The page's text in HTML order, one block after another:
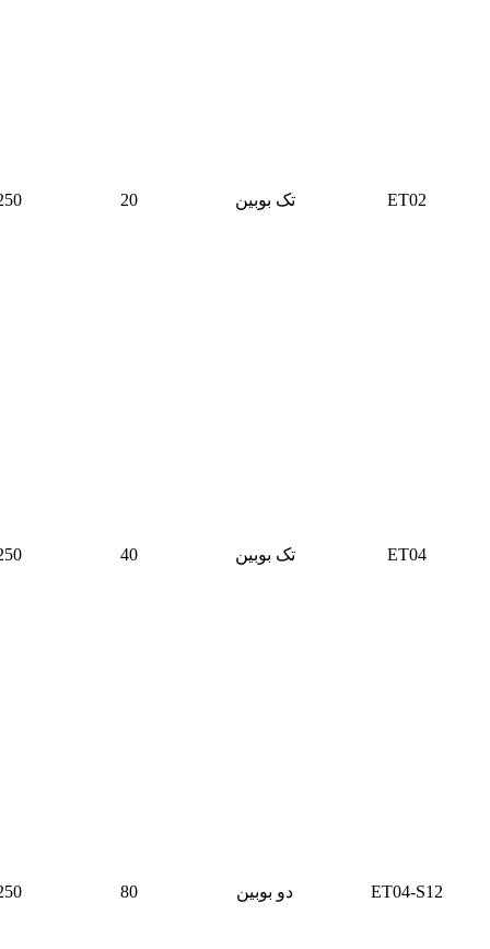
ET02 تک بوبین 20
ET04 تک بوبین 40
ET04-S12 دو بوبین 80